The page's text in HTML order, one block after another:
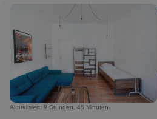
Aktualisiert: 9 Stunden, 45 Minuten